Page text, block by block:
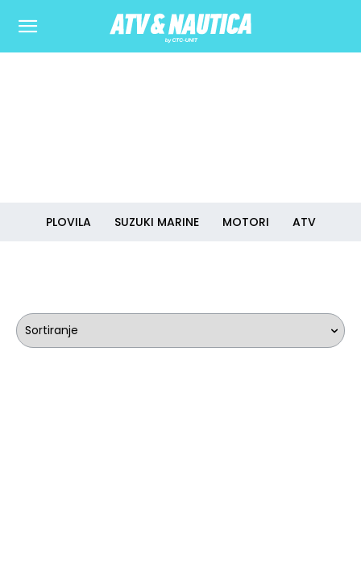
PLOVILA SUZUKI MARINE MOTORI ATV